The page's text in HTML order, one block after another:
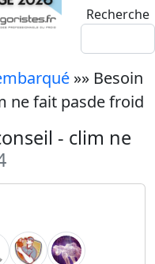
Recherche
»» Besoin
ne fait pasde froid
- clim ne